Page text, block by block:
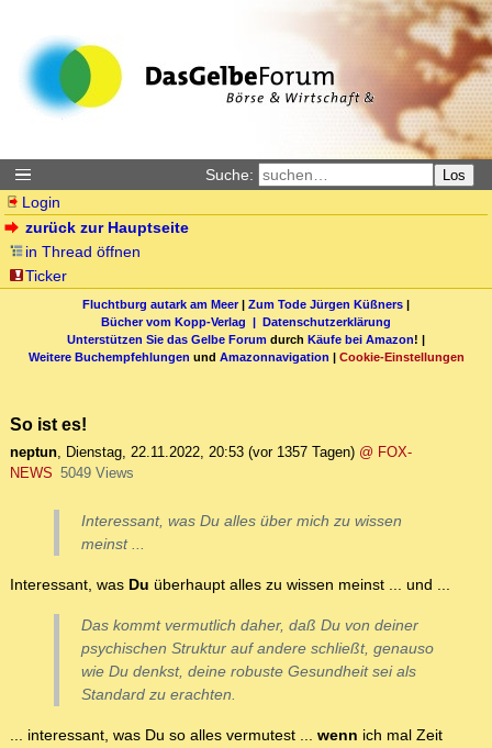
Suche: Los
Login
zurück zur Hauptseite
in Thread öffnen
Ticker
Fluchtburg autark am Meer| Zum Tode Jürgen Küßners |
Bücher vom Kopp-Verlag | Datenschutzerklärung
Unterstützen Sie das Gelbe Forum durch Käufe bei Amazon! |
Weitere Buchempfehlungen und Amazonnavigation | Cookie-Einstellungen
So ist es!
neptun, Dienstag, 22.11.2022, 20:53 (vor 1357 Tagen) @ FOX-
NEWS 5049 Views
Interessant, was Du alles über mich zu wissen
meinst ...
Interessant, was Du überhaupt alles zu wissen meinst ... und ...
Das kommt vermutlich daher, daß Du von deiner
psychischen Struktur auf andere schließt, genauso
wie Du denkst, deine robuste Gesundheit sei als
Standard zu erachten.
... interessant, was Du so alles vermutest ... wenn ich mal Zeit